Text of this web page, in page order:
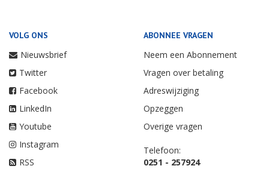
VOLG ONS
Nieuwsbrief
Twitter
Facebook
LinkedIn
Youtube
Instagram
RSS
ABONNEE VRAGEN
Neem een Abonnement
Vragen over betaling
Adreswijziging
Opzeggen
Overige vragen
Telefoon:
0251 - 257924